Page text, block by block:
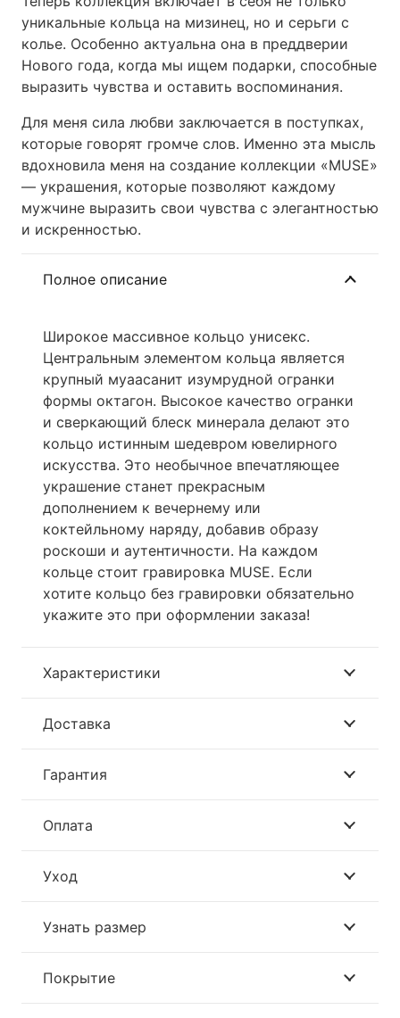
уникальные кольца на мизинец, но и серьги с
колье. Особенно актуальна она в преддверии
Нового года, когда мы ищем подарки, способные
выразить чувства и оставить воспоминания.
Для меня сила любви заключается в поступках,
которые говорят громче слов. Именно эта мысль
вдохновила меня на создание коллекции «MUSE»
— украшения, которые позволяют каждому
мужчине выразить свои чувства с элегантностью
и искренностью.
Полное описание
Широкое массивное кольцо унисекс.
Центральным элементом кольца является
крупный муаасанит изумрудной огранки
формы октагон. Высокое качество огранки
и сверкающий блеск минерала делают это
кольцо истинным шедевром ювелирного
искусства. Это необычное впечатляющее
украшение станет прекрасным
дополнением к вечернему или
коктейльному наряду, добавив образу
роскоши и аутентичности. На каждом
кольце стоит гравировка MUSE. Если
хотите кольцо без гравировки обязательно
укажите это при оформлении заказа!
Характеристики
Доставка
Гарантия
Оплата
Уход
Узнать размер
Покрытие